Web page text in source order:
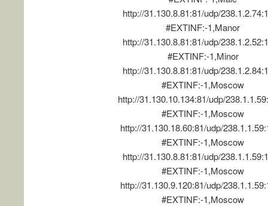
http://31.130.8.81:81/udp/
#EXTINF:-1,Manor
http://31.130.8.81:81/udp/
#EXTINF:-1,Minor
http://31.130.8.81:81/udp/
#EXTINF:-1,Moscow
http://31.130.10.134:81/udp/
#EXTINF:-1,Moscow
http://31.130.18.60:81/udp/
#EXTINF:-1,Moscow
http://31.130.8.81:81/udp/
#EXTINF:-1,Moscow
http://31.130.9.120:81/udp/
#EXTINF:-1,Moscow